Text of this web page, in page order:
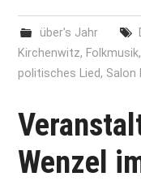
über's Jahr
Kirchenwitz, Folkmusik,
politisches Lied, Salon
Wenzel